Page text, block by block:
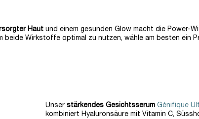
Haut und einem gesunden Glow macht die Power-
beide Wirkstoffe optimal zu nutzen, wähle am besten ein
Unser stärkendes Gesichtsserum Génifique
kombiniert Hyaluronsäure mit Vitamin C,